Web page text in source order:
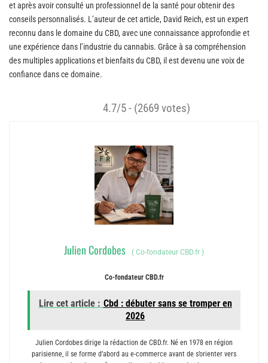
et après avoir consulté un professionnel de la santé pour obtenir des
conseils personnalisés. L’auteur de cet article, David Reich, est un expert
reconnu dans le domaine du CBD, avec une connaissance approfondie et
une expérience dans l’industrie du cannabis. Grâce à sa compréhension
des multiples applications et bienfaits du CBD, il est devenu une voix de
confiance dans ce domaine.
4.7/5 - (2669 votes)
Julien Cordobes ( Co-fondateur CBD.fr )
Co-fondateur CBD.fr
Lire cet article : Cbd : débuter sans se tromper en
2026
Julien Cordobes dirige la rédaction de CBD.fr. Né en 1978 en région
parisienne, il se forme d’abord au e-commerce avant de s’orienter vers